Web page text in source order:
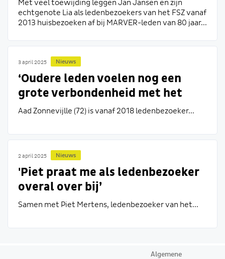
Met veel toewijding leggen Jan Jansen en zijn
echtgenote Lia als ledenbezoekers van het FSZ vanaf
2013 huisbezoeken af bij MARVER-leden van 80 jaar...
3 april 2025 Nieuws
‘Oudere leden voelen nog een
grote verbondenheid met het
Wapen’
Aad Zonnevijlle (72) is vanaf 2018 ledenbezoeker...
2 april 2025 Nieuws
'Piet praat me als ledenbezoeker
overal over bij’
Samen met Piet Mertens, ledenbezoeker van het...
Algemene